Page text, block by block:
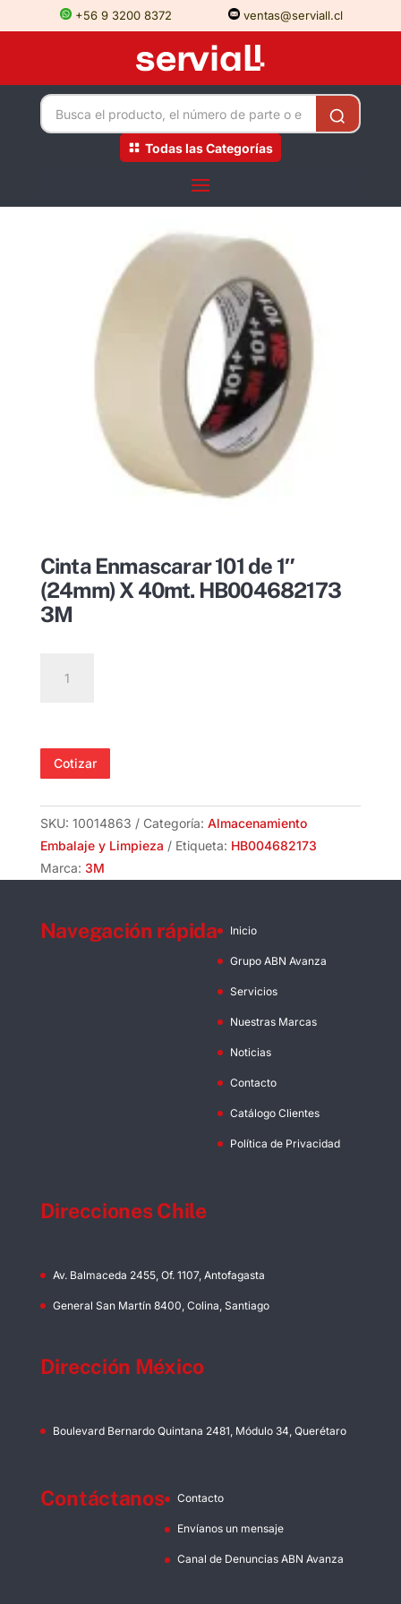
+56 9 3200 8372 ventas@serviall.cl
Todas las Categorías
Cinta Enmascarar 101 de 1″
(24mm) X 40mt. HB004682173
3M
Enmascarar
1"
(24mm)
40mt.
HB004682173
3M
Cotizar
SKU: 10014863 Categoría: Almacenamiento
Embalaje y Limpieza
Etiqueta: HB004682173
Marca: 3M
Navegación rápida Inicio
Grupo ABN Avanza
Servicios
Nuestras Marcas
Noticias
Contacto
Catálogo Clientes
Política de Privacidad
Direcciones Chile
Av. Balmaceda 2455, Of. 1107, Antofagasta
General San Martín 8400, Colina, Santiago
Dirección México
Boulevard Bernardo Quintana 2481, Módulo 34, Querétaro
Contáctanos Contacto
Envíanos un mensaje
Canal de Denuncias ABN Avanza